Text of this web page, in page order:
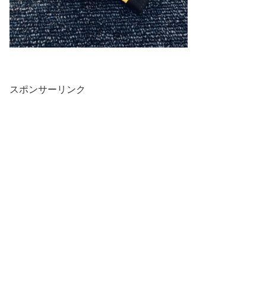
スポンサーリンク